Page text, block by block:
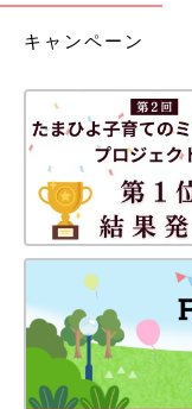
キャンペーン